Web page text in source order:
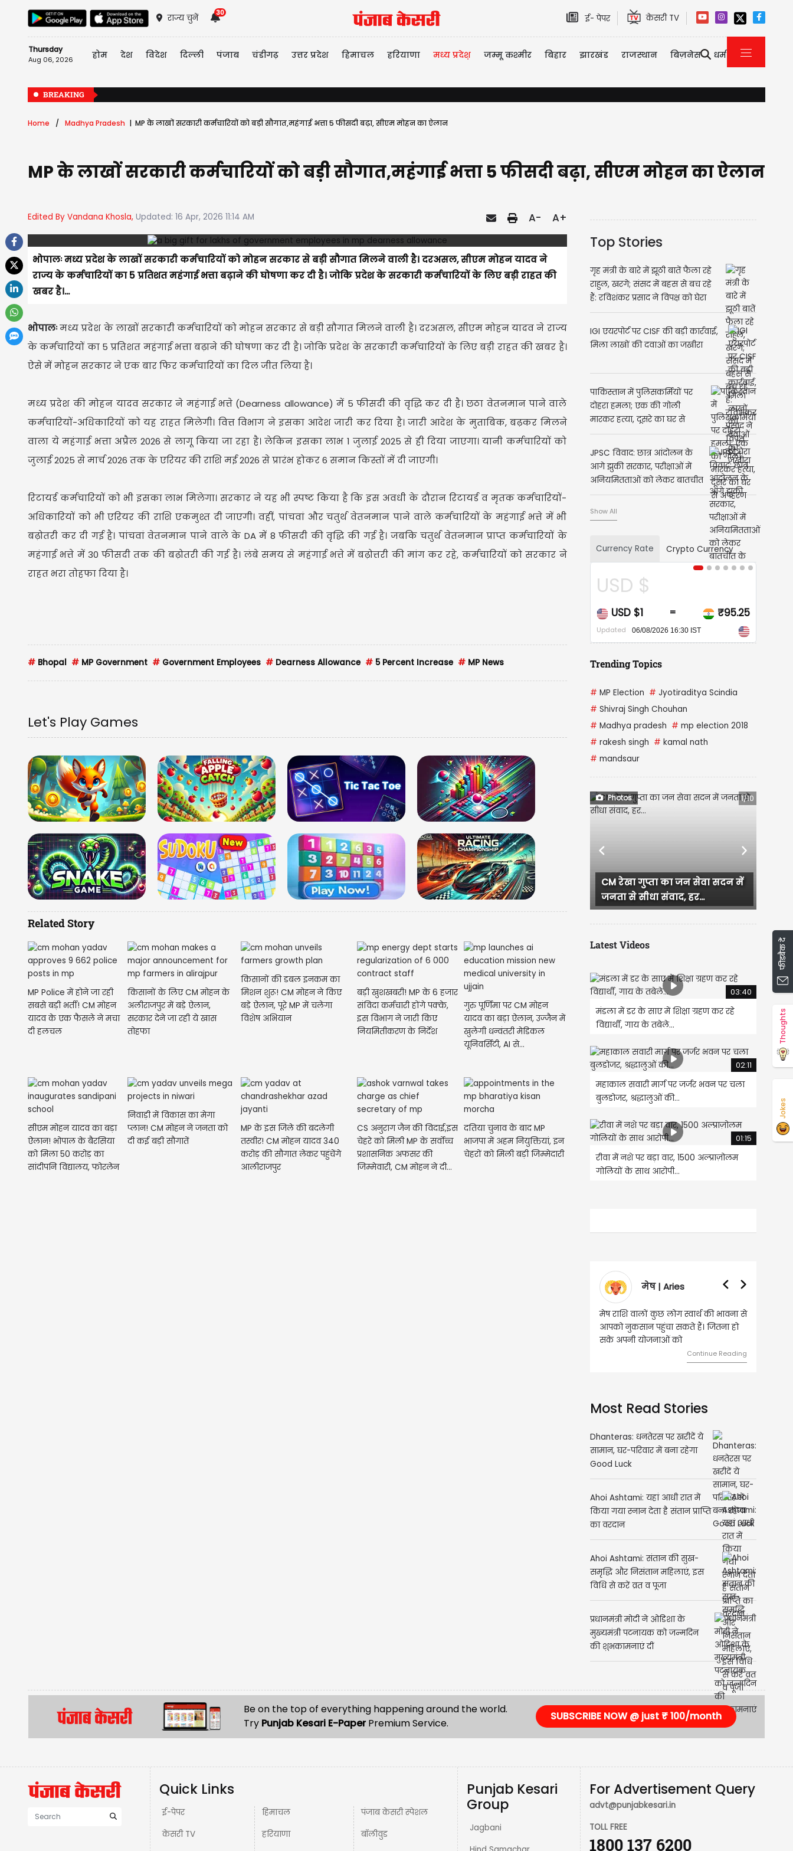
राज्य चुनें
30
ई- पेपर केसरी TV
Thursday
Aug 06, 2026 होम देश विदेश दिल्ली पंजाब चंडीगढ़ उत्तर प्रदेश हिमाचल हरियाणा मध्य प्रदेश़ जम्मू कश्मीर बिहार झारखंड राजस्थान बिज़नेस धर्म
BREAKING
Home Madhya Pradesh MP के लाखों सरकारी कर्मचारियों को बड़ी सौगात,महंगाई भत्ता 5 फीसदी बढ़ा, सीएम मोहन का ऐलान
MP के लाखों सरकारी कर्मचारियों को बड़ी सौगात,महंगाई भत्ता 5 फीसदी बढ़ा, सीएम मोहन का ऐलान
Edited By Vandana Khosla, Updated: 16 Apr, 2026 11:14 AM A- A+
भोपालः मध्य प्रदेश के लाखों सरकारी कर्मचारियों को मोहन सरकार से बड़ी सौगात मिलने वाली है। दरअसल, सीएम मोहन यादव ने
राज्य के कर्मचारियों का 5 प्रतिशत महंगाई भत्ता बढ़ाने की घोषणा कर दी है। जोकि प्रदेश के सरकारी कर्मचारियों के लिए बड़ी राहत की
खबर है।...
भोपालःमध्य प्रदेश के लाखों सरकारी कर्मचारियों को मोहन सरकार से बड़ी सौगात मिलने वाली है। दरअसल, सीएम मोहन यादव ने राज्य
के कर्मचारियों का 5 प्रतिशत महंगाई भत्ता बढ़ाने की घोषणा कर दी है। जोकि प्रदेश के सरकारी कर्मचारियों के लिए बड़ी राहत की खबर है।
ऐसे में मोहन सरकार ने एक बार फिर कर्मचारियों का दिल जीत लिया है।
मध्य प्रदेश की मोहन यादव सरकार ने महंगाई भत्ते (Dearness allowance) में 5 फीसदी की वृद्धि कर दी है। छठा वेतनमान पाने वाले
कर्मचारियों-अधिकारियों को यह राहत मिलेगी। वित्त विभाग ने इसका आदेश जारी कर दिया है। जारी आदेश के मुताबिक, बढ़कर मिलने
वाला ये महंगाई भत्ता अप्रैल 2026 से लागू किया जा रहा है। लेकिन इसका लाभ 1 जुलाई 2025 से ही दिया जाएगा। यानी कर्मचारियों को
जुलाई 2025 से मार्च 2026 तक के एरियर की राशि मई 2026 से प्रारंभ होकर 6 समान किस्तों में दी जाएगी।
रिटायर्ड कर्मचारियों को भी इसका लाभ मिलेगा। सरकार ने यह भी स्पष्ट किया है कि इस अवधी के दौरान रिटायर्ड व मृतक कर्मचारियों-
अधिकारियों को भी एरियर की राशि एकमुश्त दी जाएगी। वहीं, पांचवां और चतुर्थ वेतनमान पाने वाले कर्मचारियों के महंगाई भत्ते में भी
बढ़ोतरी कर दी गई है। पांचवां वेतनमान पाने वाले के DA में 8 फीसदी की वृद्धि की गई है। जबकि चतुर्थ वेतनमान प्राप्त कर्मचारियों के
महंगाई भत्ते में 30 फीसदी तक की बढ़ोतरी की गई है। लंबे समय से महंगाई भत्ते में बढ़ोत्तरी की मांग कर रहे, कर्मचारियों को सरकार ने
राहत भरा तोहफा दिया है।
# Bhopal # MP Government # Government Employees # Dearness Allowance # 5 Percent Increase # MP News
Let's Play Games
Related Story
MP Police में होने जा रही
सबसे बड़ी भर्ती! CM मोहन
यादव के एक फैसले ने मचा
दी हलचल
किसानों के लिए CM मोहन के
अलीराजपुर में बड़े ऐलान,
सरकार देने जा रही ये खास
तोहफा
किसानों की डबल इनकम का
मिशन शुरू! CM मोहन ने किए
बड़े ऐलान, पूरे MP में चलेगा
विशेष अभियान
बड़ी खुशखबरी! MP के 6 हजार
संविदा कर्मचारी होंगे पक्के,
इस विभाग ने जारी किए
नियमितीकरण के निर्देश
गुरु पूर्णिमा पर CM मोहन
यादव का बड़ा ऐलान, उज्जैन में
खुलेगी धन्वंतरी मेडिकल
यूनिवर्सिटी, AI से...
सीएम मोहन यादव का बड़ा
ऐलान! भोपाल के बैरसिया
को मिला 50 करोड़ का
सांदीपनि विद्यालय, फोरलेन
निवाड़ी में विकास का मेगा
प्लान! CM मोहन ने जनता को
दी कई बड़ी सौगातें
MP के इस जिले की बदलेगी
तस्वीर! CM मोहन यादव 340
करोड़ की सौगात लेकर पहुंचेंगे
आलीराजपुर
CS अनुराग जैन की विदाई,इस
चेहरे को मिली MP के सर्वोच्च
प्रशासनिक अफसर की
जिम्मेवारी, CM मोहन ने दी...
दतिया चुनाव के बाद MP
भाजपा में अहम नियुक्तियां, इन
चेहरों को मिली बड़ी जिम्मेदारी
Top Stories
गृह मंत्री के बारे में झूठी बातें फैला रहे
राहुल, खरगे; संसद में बहस से बच रहे
हैं: रविशंकर प्रसाद ने विपक्ष को घेरा
IGI एयरपोर्ट पर CISF की बड़ी कार्रवाई,
मिला लाखों की दवाओं का जखीरा
पाकिस्तान में पुलिसकर्मियों पर
दोहरा हमला; एक की गोली
मारकर हत्या, दूसरे का घर से
अपहरण
JPSC विवाद: छात्र आंदोलन के
आगे झुकी सरकार, परीक्षाओं में
अनियमितताओं को लेकर बातचीत
के लिए बुलाया
Show All
Currency Rate Crypto Currency
USD $
USD $1 = ₹95.25
06/08/2026 16:30 IST
CAD $1
Updated
Trending Topics
# MP Election # Jyotiraditya Scindia
# Shivraj Singh Chouhan
# Madhya pradesh # mp election 2018
# rakesh singh # kamal nath
# mandsaur
Photos 1/10
CM रेखा गुप्ता का जन सेवा सदन में
जनता से सीधा संवाद, हर...
दिल्ली लक्ष्मी
Previous Next
Latest Videos
03:40
मंडला में डर के साए में शिक्षा ग्रहण कर रहे
विद्यार्थी, गाय के तबेले...
02:11
महाकाल सवारी मार्ग पर जर्जर भवन पर चला
बुलडोजर, श्रद्धालुओं की...
01:15
रीवा में नशे पर बड़ा वार, 1500 अल्प्राज़ोलम
गोलियों के साथ आरोपी...
मेष | Aries
मेष राशि वालों कुछ लोग स्वार्थ की भावना से
आपको नुकसान पहुंचा सकते हैं। जितना हो
सके अपनी योजनाओं को
Continue Reading
वृष राशि वालों आय के
हुए कार्यों में गति आएगी।
Most Read Stories
Dhanteras: धनतेरस पर खरीदें ये
सामान, घर-परिवार में बना रहेगा
Good Luck
Ahoi Ashtami: यहां आधी रात में
किया गया स्नान देता है संतान प्राप्ति
का वरदान
Ahoi Ashtami: संतान की सुख-
समृद्धि और निसंतान महिलाएं, इस
विधि से करें व्रत व पूजा
प्रधानमंत्री मोदी ने ओडिशा के
मुख्यमंत्री पटनायक को जन्मदिन
की शुभकामनाएं दीं
Be on the top of everything happening around the world.
Try Punjab Kesari E-PaperPremium Service.
SUBSCRIBE NOW @ just ₹ 100/month
Quick Links
ई-पेपर
केसरी TV
हिमाचल
हरियाणा
पंजाब केसरी स्पेशल
बॉलीवुड
Punjab Kesari
Group
Jagbani
For Advertisement Query
advt@punjabkesari.in
TOLL FREE
1800 137 6200
फीडबैक दें
Thoughts
Jokes